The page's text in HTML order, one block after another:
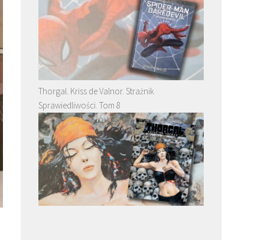
Thorgal. Kriss de Valnor. Strażnik
Sprawiedliwości. Tom 8